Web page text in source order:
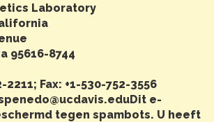
Laboratory
95616-8744
2211; Fax: +1-530-752-3556
e-
tegen spambots. U heeft